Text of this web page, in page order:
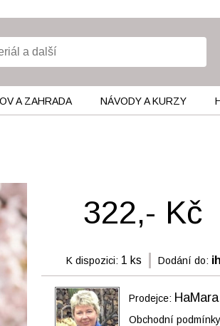
A ZAHRADA NÁVODY A KURZY
322,- Kč
K dispozici: 1 ks Dodání do:
Prodejce: HaMara
Obchodní